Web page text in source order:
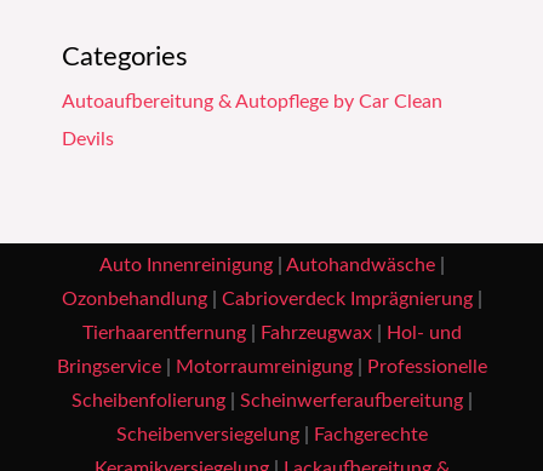
Categories
Autoaufbereitung & Autopflege by Car Clean
Devils
Auto Innenreinigung| Autohandwäsche|
Ozonbehandlung| Cabrioverdeck Imprägnierung|
Tierhaarentfernung| Fahrzeugwax|
Hol- und
Bringservice| Motorraumreinigung|
Professionelle
Scheibenfolierung| Scheinwerferaufbereitung|
Scheibenversiegelung|
Fachgerechte